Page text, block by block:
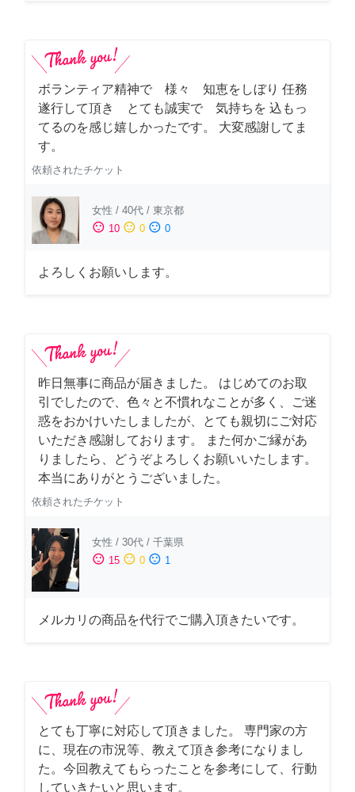
ボランティア精神で 様々 知恵をしぼり 任務
遂行して頂き とても誠実で 気持ちを 込もっ
てるのを感じ嬉しかったです。 大変感謝してま
す。
依頼されたチケット
女性 / 40代 / 東京都
sentiment_satisfied 10 sentiment_neutral 0 sentiment_dissatisfied 0
よろしくお願いします。
昨日無事に商品が届きました。 はじめてのお取
引でしたので、色々と不慣れなことが多く、ご迷
惑をおかけいたしましたが、とても親切にご対応
いただき感謝しております。 また何かご縁があ
りましたら、どうぞよろしくお願いいたします。
本当にありがとうございました。
依頼されたチケット
女性 / 30代 / 千葉県
sentiment_satisfied 15 sentiment_neutral 0 sentiment_dissatisfied 1
メルカリの商品を代行でご購入頂きたいです。
とても丁寧に対応して頂きました。 専門家の方
に、現在の市況等、教えて頂き参考になりまし
た。今回教えてもらったことを参考にして、行動
していきたいと思います。